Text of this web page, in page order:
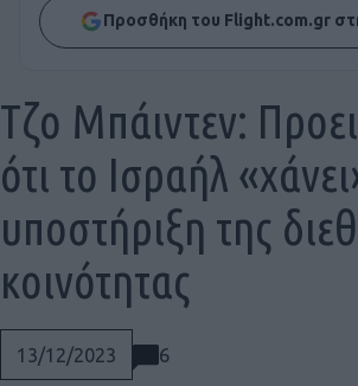
Προσθήκη του Flight.com.gr
13/12/2023 6
Τζο Μπάιντεν:
ότι το Ισραήλ
υποστήριξη της
κοινότητας